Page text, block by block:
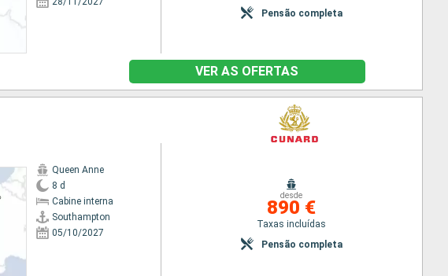
Pensão completa
VER AS OFERTAS
Queen Anne
8 d
Cabine interna
Southampton
05/10/2027
desde
890 €
Taxas incluídas
Pensão completa